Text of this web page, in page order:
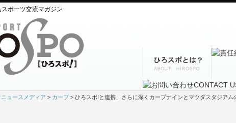
ポーツ交流マガジン
ニュースメディア > カープ> ひろスポ!と連携、さらに深くカープナインとマツダスタジア